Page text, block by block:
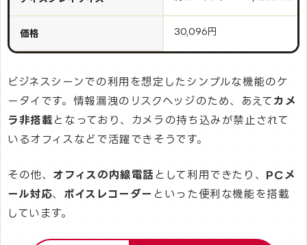
価格 30,096円
ビジネスシーンでの利用を想定したシンプルな機能のケ
ータイです。情報漏洩のリスクヘッジのため、あえて カメ
ラ非搭載 となっており、カメラの持ち込みが禁止されて
いるオフィスなどで活躍できそうです。
その他、 オフィスの内線電話 として利用できたり、 PCメ
ール対応、 ボイスレコーダー といった便利な機能を搭載
しています。